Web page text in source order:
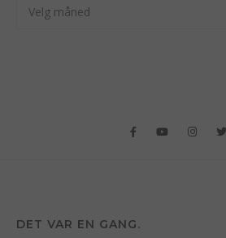
DET VAR EN GANG.